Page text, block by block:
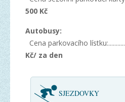
500 Kč
Autobusy:
Cena parkovacího
Kč/ za den
SJEZDOVKY